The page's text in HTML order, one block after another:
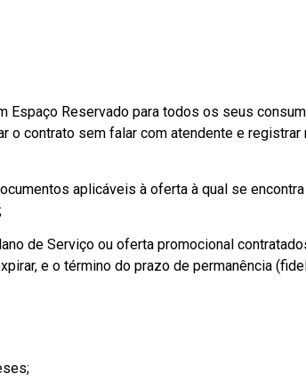
Reservado para todos os seus
o contrato sem falar com atendente e
aplicáveis à oferta à qual se
de Serviço ou oferta promocional
e o término do prazo de permanência